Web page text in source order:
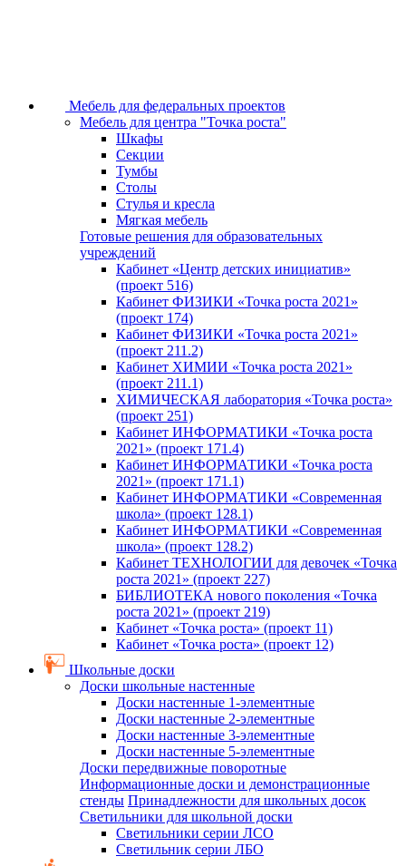
Мебель для федеральных проектов
Мебель для центра "Точка роста"
Шкафы
Секции
Тумбы
Столы
Стулья и кресла
Мягкая мебель
Готовые решения для образовательных
учреждений
Кабинет «Центр детских инициатив»
(проект 516)
Кабинет ФИЗИКИ «Точка роста 2021»
(проект 174)
Кабинет ФИЗИКИ «Точка роста 2021»
(проект 211.2)
Кабинет ХИМИИ «Точка роста 2021»
(проект 211.1)
ХИМИЧЕСКАЯ лаборатория «Точка роста»
(проект 251)
Кабинет ИНФОРМАТИКИ «Точка роста
2021» (проект 171.4)
Кабинет ИНФОРМАТИКИ «Точка роста
2021» (проект 171.1)
Кабинет ИНФОРМАТИКИ «Современная
школа» (проект 128.1)
Кабинет ИНФОРМАТИКИ «Современная
школа» (проект 128.2)
Кабинет ТЕХНОЛОГИИ для девочек «Точка
роста 2021» (проект 227)
БИБЛИОТЕКА нового поколения «Точка
роста 2021» (проект 219)
Кабинет «Точка роста» (проект 11)
Кабинет «Точка роста» (проект 12)
Школьные доски
Доски школьные настенные
Доски настенные 1-элементные
Доски настенные 2-элементные
Доски настенные 3-элементные
Доски настенные 5-элементные
Доски передвижные поворотные
Информационные доски и демонстрационные
стенды Принадлежности для школьных досок
Светильники для школьной доски
Светильники серии ЛСО
Светильник серии ЛБО